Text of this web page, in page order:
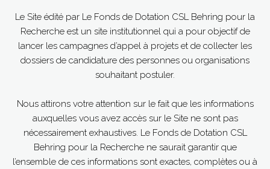
Le Site édité par Le Fonds de Dotation CSL Behring pour la
Recherche est un site institutionnel qui a pour objectif de
lancer les campagnes d’appel à projets et de collecter les
dossiers de candidature des personnes ou organisations
souhaitant postuler.
Nous attirons votre attention sur le fait que les informations
auxquelles vous avez accès sur le Site ne sont pas
nécessairement exhaustives. Le Fonds de Dotation CSL
Behring pour la Recherche ne saurait garantir que
l’ensemble de ces informations sont exactes, complètes ou à